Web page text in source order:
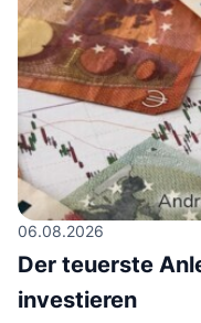
06.08.2026
Der teuerste
investieren